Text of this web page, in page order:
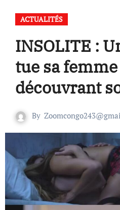
ACTUALITÉS
INSOLITE :
tue sa
découvrant
By